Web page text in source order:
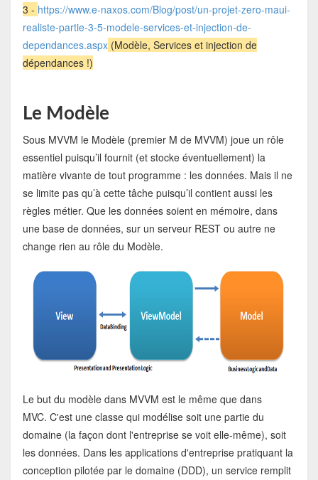
3 - https://www.e-naxos.com/Blog/post/un-projet-zero-maui-
realiste-partie-3-5-modele-services-et-injection-de-
dependances.aspx(Modèle, Services et injection de
dépendances !)
Le Modèle
Sous MVVM le Modèle (premier M de MVVM) joue un rôle
essentiel puisqu’il fournit (et stocke éventuellement) la
matière vivante de tout programme : les données. Mais il ne
se limite pas qu’à cette tâche puisqu’il contient aussi les
règles métier. Que les données soient en mémoire, dans
une base de données, sur un serveur REST ou autre ne
change rien au rôle du Modèle.
Le but du modèle dans MVVM est le même que dans
MVC. C'est une classe qui modélise soit une partie du
domaine (la façon dont l'entreprise se voit elle-même), soit
les données. Dans les applications d'entreprise pratiquant la
conception pilotée par le domaine (DDD), un service remplit